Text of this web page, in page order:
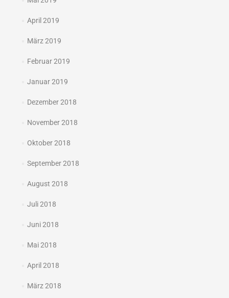
April 2019
März 2019
Februar 2019
Januar 2019
Dezember 2018
November 2018
Oktober 2018
September 2018
August 2018
Juli 2018
Juni 2018
Mai 2018
April 2018
März 2018